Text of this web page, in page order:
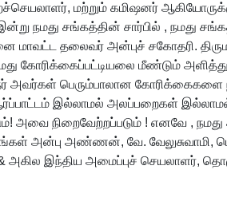
மற்றும் கமிஷனர்
நமது சங்கத்தின் சார்பில் , நமது
மாவட்ட தலைவர் அன்புச் சகோதரி.
கோரிக்கைப்பட்டியலை மீண்டும்
அவர்கள் பெரும்பாலான கோரிக்கைகளை
ஆர்ப்பாட்டம் இல்லாமல் அலப்பறைகள்
அவை நிறைவேற்றப்படும் ! எனவே ,
அன்பு அண்ணன், வே. வேலுசுவாமி,
அகில இந்திய அமைப்புச் செயலாளர்,